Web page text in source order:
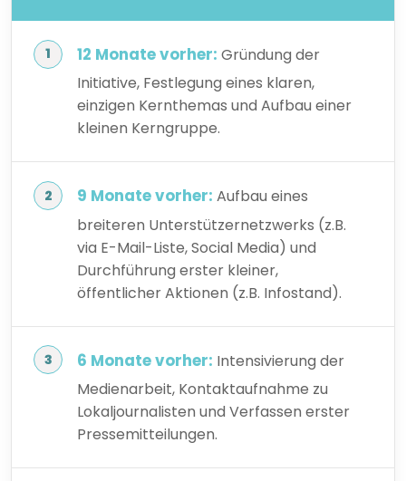
12 Monate vorher: Gründung der
Initiative, Festlegung eines klaren,
einzigen Kernthemas und Aufbau einer
kleinen Kerngruppe.
9 Monate vorher: Aufbau eines
breiteren Unterstützernetzwerks (z.B.
via E-Mail-Liste, Social Media) und
Durchführung erster kleiner,
öffentlicher Aktionen (z.B. Infostand).
6 Monate vorher: Intensivierung der
Medienarbeit, Kontaktaufnahme zu
Lokaljournalisten und Verfassen erster
Pressemitteilungen.